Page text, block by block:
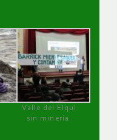
Valle del Elqui
sin minería.